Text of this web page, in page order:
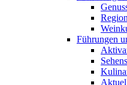
Führungen